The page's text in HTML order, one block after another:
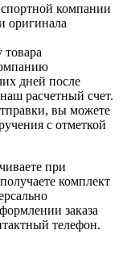
компании
оригинала
товара
дней после
расчетный счет.
вы можете
с отметкой
при
комплект
заказа
телефон.